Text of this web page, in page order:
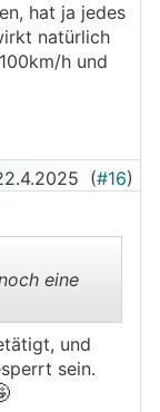
hat ja jedes
natürlich
h und
(#16)
eine
und
sein.